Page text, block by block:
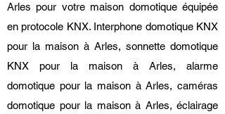
Arles pour votre maison domotique équipée
en protocole KNX. Interphone domotique KNX
pour la maison à Arles, sonnette domotique
KNX pour la maison à Arles, alarme
domotique pour la maison à Arles, caméras
domotique pour la maison à Arles, éclairage